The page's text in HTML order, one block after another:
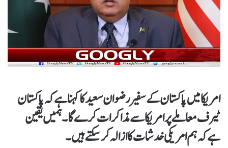
امریکا میں پاکستان کے سفیر رضوان سعید کا کہنا ہے کہ پاکستان
ٹیرف معاملے پر امریکا سے مذاکرات کرے گا۔ ہمیں یقین
ہےکہ ہم امریکی خدشات کا ازالہ کرسکتے ہیں۔